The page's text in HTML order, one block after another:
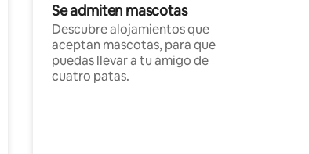
Se admiten mascotas
Descubre alojamientos que
aceptan mascotas, para que
puedas llevar a tu amigo de
cuatro patas.